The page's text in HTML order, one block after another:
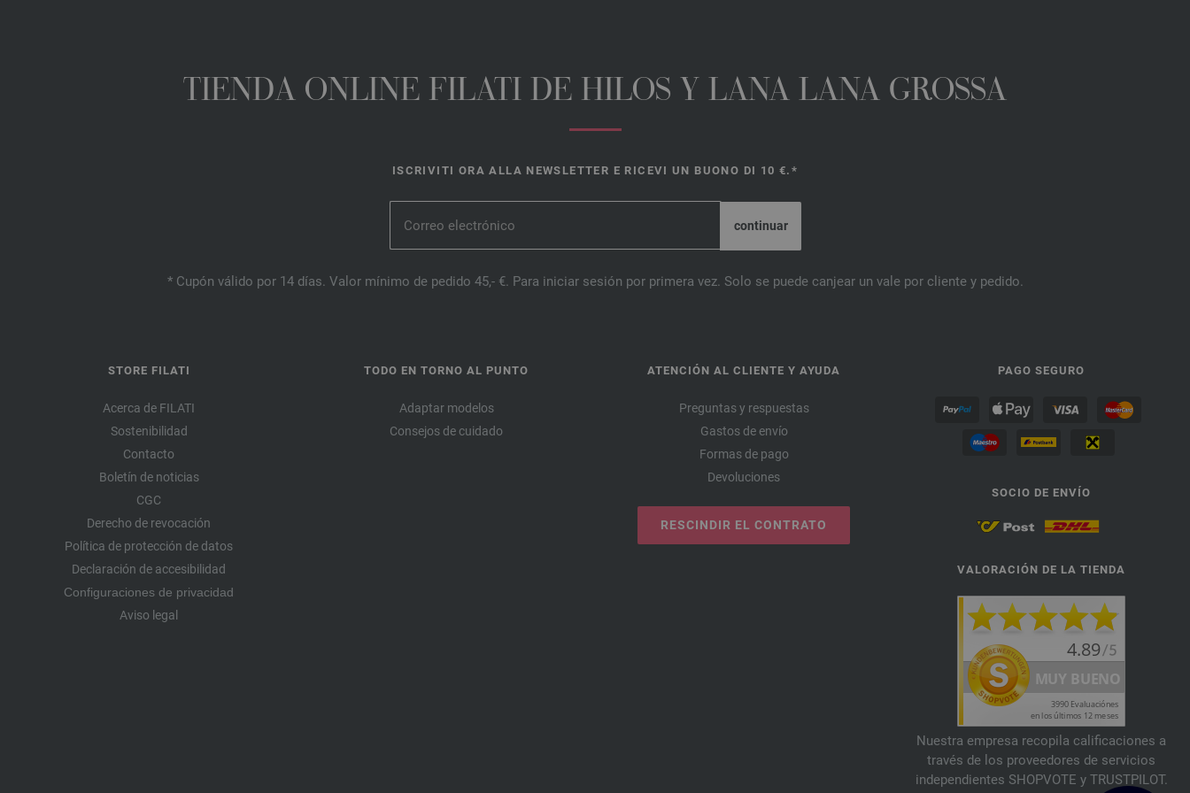
TIENDA ONLINE FILATI DE HILOS Y LANA LANA GROSSA
ISCRIVITI ORA ALLA NEWSLETTER E RICEVI UN BUONO DI 10 €.*
* Cupón válido por 14 días. Valor mínimo de pedido 45,- €. Para iniciar sesión por primera vez. Solo se puede canjear un vale por cliente y pedido.
STORE FILATI
Acerca de FILATI
Sostenibilidad
Contacto
Boletín de noticias
CGC
Derecho de revocación
Política de protección de datos
Declaración de accesibilidad
Configuraciones de privacidad
Aviso legal
TODO EN TORNO AL PUNTO
Adaptar modelos
Consejos de cuidado
ATENCIÓN AL CLIENTE Y AYUDA
Preguntas y respuestas
Gastos de envío
Formas de pago
Devoluciones
RESCINDIR EL CONTRATO
PAGO SEGURO
SOCIO DE ENVÍO
VALORACIÓN DE LA TIENDA
Nuestra empresa recopila calificaciones a
través de los proveedores de servicios
independientes SHOPVOTE y TRUSTPILOT.